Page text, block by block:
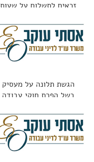
זכאים לתשלום על שעות
הגשת תלונה על מעסיק
בשל הפרת חוקי עבודה